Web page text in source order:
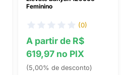
Feminino
(0)
A partir de R$
619,97 no PIX
(5,00% de desconto)